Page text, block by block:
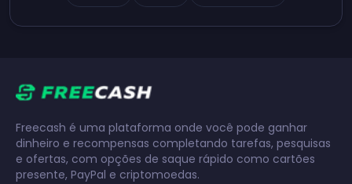
Freecash é uma plataforma onde você pode ganhar
dinheiro e recompensas completando tarefas, pesquisas
e ofertas, com opções de saque rápido como cartões
presente, PayPal e criptomoedas.